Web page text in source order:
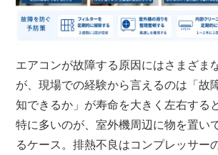
エアコンが故障する原因にはさまざま
が、現場での経験から言えるのは「故
知できるか」が寿命を大きく左右する
特に多いのが、室外機周辺に物を置い
るケース。排熱不良はコンプレッサー